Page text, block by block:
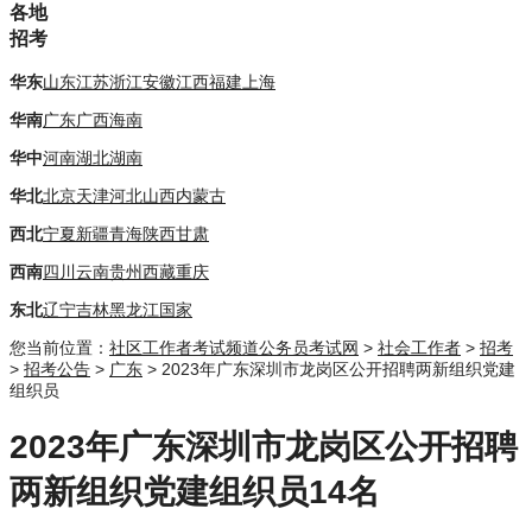
各地
招考
华东山东江苏浙江安徽江西福建 上海
华南广东广西海南
华中河南湖北湖南
华北北京天津河北山西内蒙古
西北宁夏新疆青海陕西甘肃
西南四川 云南贵州西藏重庆
东北辽宁吉林黑龙江国家
您当前位置： 社区工作者考试频道公务员考试网 > 社会工作者 > 招考
> 招考公告 > 广东 > 2023年广东深圳市龙岗区公开招聘两新组织党建
组织员
2023年广东深圳市龙岗区公开招聘
两新组织党建组织员14名